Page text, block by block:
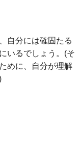
自分には確固たる
いるでしょう。(そ
めに、自分が理解